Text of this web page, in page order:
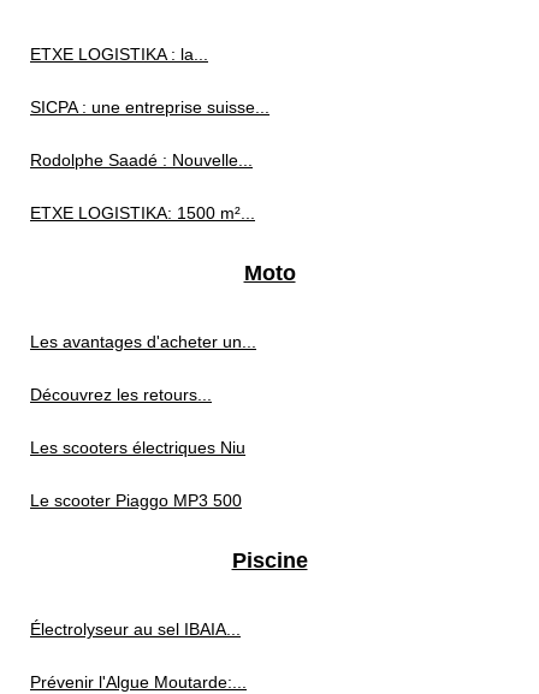
ETXE LOGISTIKA : la...
SICPA : une entreprise suisse...
Rodolphe Saadé : Nouvelle...
ETXE LOGISTIKA: 1500 m²...
Moto
Les avantages d'acheter un...
Découvrez les retours...
Les scooters électriques Niu
Le scooter Piaggo MP3 500
Piscine
Électrolyseur au sel IBAIA...
Prévenir l'Algue Moutarde:...